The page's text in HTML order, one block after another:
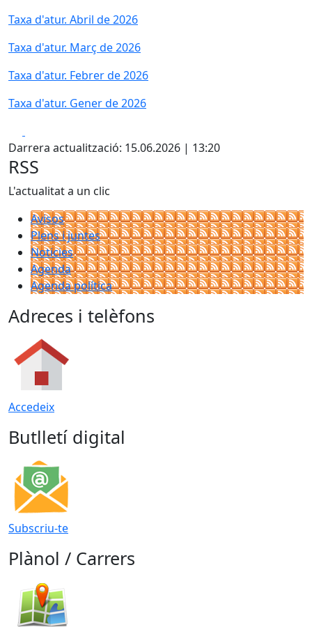
Taxa d'atur. Abril de 2026
Taxa d'atur. Març de 2026
Taxa d'atur. Febrer de 2026
Taxa d'atur. Gener de 2026
Darrera actualització: 15.06.2026 | 13:20
RSS
L'actualitat a un clic
Avisos
Plens i juntes
Noticies
Agenda
Agenda política
Adreces i telèfons
Accedeix
Butlletí digital
Subscriu-te
Plànol / Carrers